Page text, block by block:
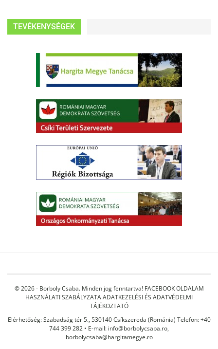
TEVÉKENYSÉGEK
© 2026 - Borboly Csaba. Minden jog fenntartva! FACEBOOK OLDALAM
HASZNÁLATI SZABÁLYZATAADATKEZELÉSI ÉS ADATVÉDELMI
TÁJÉKOZTATÓ
Elérhetőség: Szabadság tér 5., 530140 Csíkszereda (Románia) Telefon: +40
744 399 282 • E-mail: info@borbolycsaba.ro,
borbolycsaba@hargitamegye.ro